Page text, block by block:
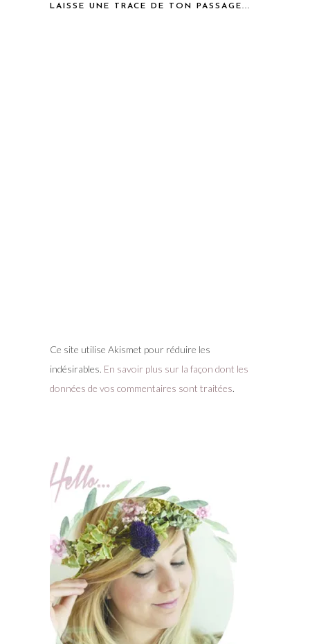
LAISSE UNE TRACE DE TON PASSAGE...
Ce site utilise Akismet pour réduire les
indésirables. En savoir plus sur la façon dont les
données de vos commentaires sont traitées.